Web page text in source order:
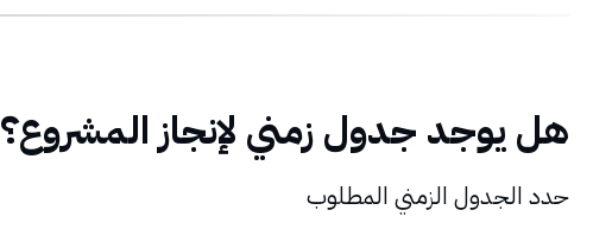
هل يوجد جدول زمني لإنجاز المشروع؟
حدد الجدول الزمني المطلوب